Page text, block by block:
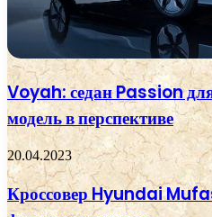
Voyah: седан Passion
модель в перспективе
20.04.2023
Кроссовер Hyundai